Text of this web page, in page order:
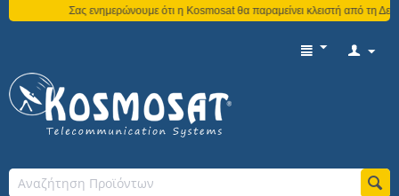
Σας ενημερώνουμε ότι η Kosmosat θα παραμείνει κλειστή από τη